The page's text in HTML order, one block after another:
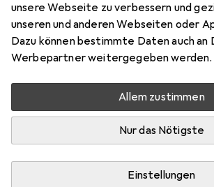
unsere Webseite zu verbessern und
unseren und anderen Webseiten oder
Dazu können bestimmte Daten auch
Werbepartner weitergegeben werden.
Allem zustimmen
Nur das Nötigste
Einstellungen
Zubehör für vidaXL
Hier findest du passendes Zubehör zum
Haronia aus der Kategorie Möbelgleiter
Produktliste
Möbelgleiter + Schutzpuffer